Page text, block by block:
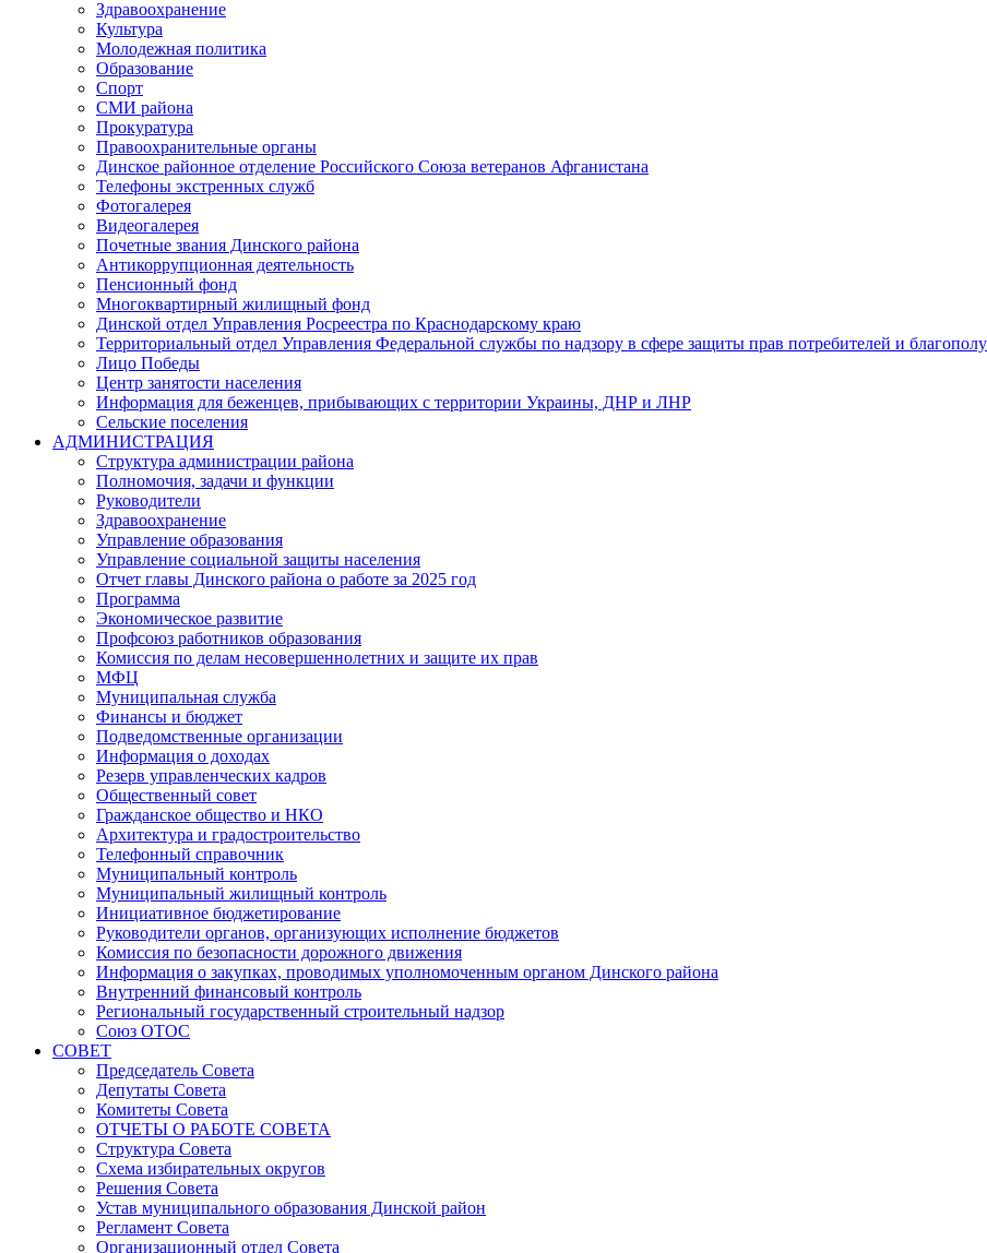
Здравоохранение
Культура
Молодежная политика
Образование
Спорт
СМИ района
Прокуратура
Правоохранительные органы
Динское районное отделение Российского Союза ветеранов Афганистана
Телефоны экстренных служб
Фотогалерея
Видеогалерея
Почетные звания Динского района
Антикоррупционная деятельность
Пенсионный фонд
Многоквартирный жилищный фонд
Динской отдел Управления Росреестра по Краснодарскому краю
Территориальный отдел Управления Федеральной службы по надзору в сфере защиты прав потребителей и
Лицо Победы
Центр занятости населения
Информация для беженцев, прибывающих с территории Украины, ДНР и ЛНР
Сельские поселения
АДМИНИСТРАЦИЯ
Структура администрации района
Полномочия, задачи и функции
Руководители
Здравоохранение
Управление образования
Управление социальной защиты населения
Отчет главы Динского района о работе за 2025 год
Программа
Экономическое развитие
Профсоюз работников образования
Комиссия по делам несовершеннолетних и защите их прав
МФЦ
Муниципальная служба
Финансы и бюджет
Подведомственные организации
Информация о доходах
Резерв управленческих кадров
Общественный совет
Гражданское общество и НКО
Архитектура и градостроительство
Телефонный справочник
Муниципальный контроль
Муниципальный жилищный контроль
Инициативное бюджетирование
Руководители органов, организующих исполнение бюджетов
Комиссия по безопасности дорожного движения
Информация о закупках, проводимых уполномоченным органом Динского района
Внутренний финансовый контроль
Региональный государственный строительный надзор
Союз ОТОС
СОВЕТ
Председатель Совета
Депутаты Совета
Комитеты Совета
ОТЧЕТЫ О РАБОТЕ СОВЕТА
Структура Совета
Схема избирательных округов
Решения Совета
Устав муниципального образования Динской район
Регламент Совета
Организационный отдел Совета